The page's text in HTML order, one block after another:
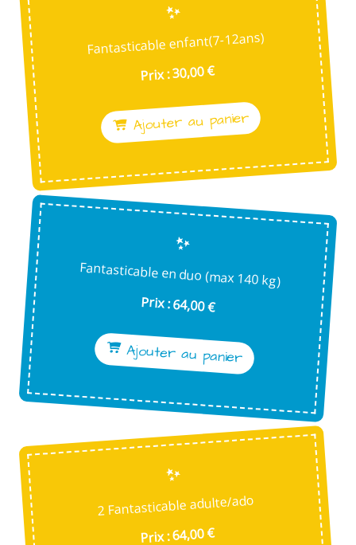
Fantasticable enfant(7-12ans)
Prix : 30,00 €
Ajouter au panier
Fantasticable en duo (max 140 kg)
Prix : 64,00 €
Ajouter au panier
2 Fantasticable adulte/ado
Prix : 64,00 €